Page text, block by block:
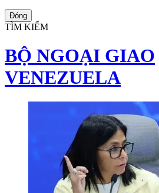
Đóng
TÌM KIẾM
BỘ NGOẠI GIAO
VENEZUELA